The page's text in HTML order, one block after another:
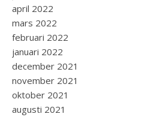
april 2022
mars 2022
februari 2022
januari 2022
december 2021
november 2021
oktober 2021
augusti 2021